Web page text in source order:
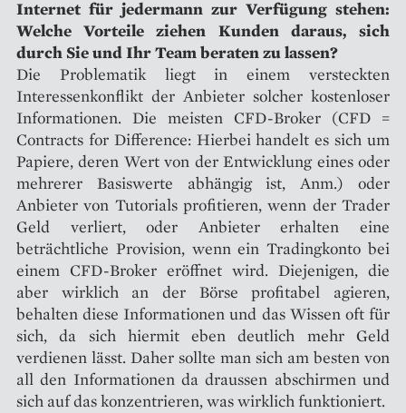
Internet für jedermann zur Verfügung stehen:
Welche Vorteile ziehen Kunden daraus, sich
durch Sie und Ihr Team beraten zu lassen?
Die Problematik liegt in einem versteckten
Interessenkonflikt der Anbieter solcher kostenloser
Informationen. Die meisten CFD-Broker (CFD =
Contracts for Difference: Hierbei handelt es sich um
Papiere, deren Wert von der Entwicklung eines oder
mehrerer Basiswerte abhängig ist, Anm.) oder
Anbieter von Tutorials profitieren, wenn der Trader
Geld verliert, oder Anbieter erhalten eine
beträchtliche Provision, wenn ein Tradingkonto bei
einem CFD-Broker eröffnet wird. Diejenigen, die
aber wirklich an der Börse profitabel agieren,
behalten diese Informationen und das Wissen oft für
sich, da sich hiermit eben deutlich mehr Geld
verdienen lässt. Daher sollte man sich am besten von
all den Informationen da draussen abschirmen und
sich auf das konzentrieren, was wirklich funktioniert.